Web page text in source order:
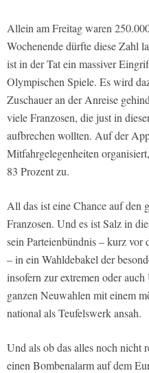
Allein am Freitag waren
Wochenende dürfte diese Zahl
ist in der Tat ein massiver
Olympischen Spiele. Es wird
Zuschauer an der Anreise
viele Franzosen, die just in
aufbrechen wollten. Auf der
Mitfahrgelegenheiten
83 Prozent zu.
All das ist eine Chance auf den
Franzosen. Und es ist Salz in
sein Parteienbündnis – kurz vor
– in ein Wahldebakel der
insofern zur extremen oder
ganzen Neuwahlen mit einem
national als Teufelswerk ansah.
Und als ob das alles noch nicht
einen Bombenalarm auf dem